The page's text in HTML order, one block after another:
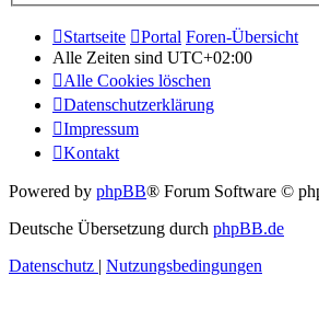
Startseite Portal Foren-Übersicht
Alle Zeiten sind UTC+02:00
Alle Cookies löschen
Datenschutzerklärung
Impressum
Kontakt
Powered by phpBB® Forum Software ©
Deutsche Übersetzung durch phpBB.de
Datenschutz | Nutzungsbedingungen